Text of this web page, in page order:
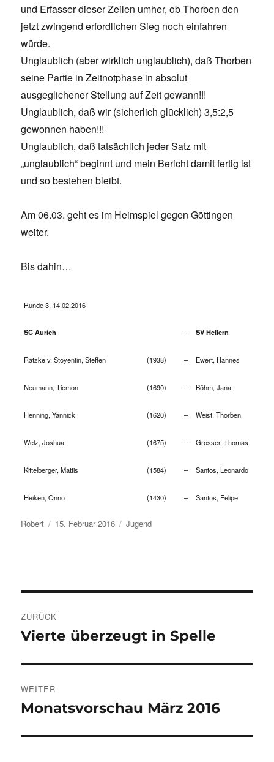
und Erfasser dieser Zeilen umher, ob Thorben den
jetzt zwingend erfordlichen Sieg noch einfahren
würde.
Unglaublich (aber wirklich unglaublich), daß Thorben
seine Partie in Zeitnotphase in absolut
ausgeglichener Stellung auf Zeit gewann!!!
Unglaublich, daß wir (sicherlich glücklich) 3,5:2,5
gewonnen haben!!!
Unglaublich, daß tatsächlich jeder Satz mit
„unglaublich“ beginnt und mein Bericht damit fertig ist
und so bestehen bleibt.
Am 06.03. geht es im Heimspiel gegen Göttingen
weiter.
Bis dahin…
Runde 3, 14.02.2016
SC Aurich – SV Hellern
Rätzke v. Stoyentin, Steffen (1938) – Ewert, Hannes
Neumann, Tiemon (1690) – Böhm, Jana
Henning, Yannick (1620) – Weist, Thorben
Welz, Joshua (1675) – Grosser, Thomas
Kittelberger, Mattis (1584) – Santos, Leonardo
Heiken, Onno (1430) – Santos, Felipe
Autor
Robert Veröffentlicht
am
15. Februar 2016 Kategorien
Jugend
ZURÜCK
Vorheriger
Vierte überzeugt in Spelle
WEITER
Nächster
Monatsvorschau März 2016